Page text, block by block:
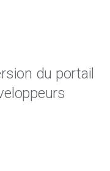
du portail